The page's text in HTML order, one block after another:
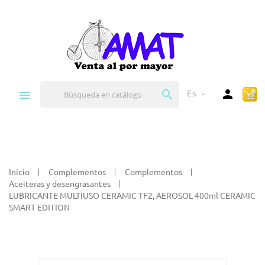
 Es expand_more 
Inicio Complementos
Complementos
Aceiteras y desengrasantes
LUBRICANTE MULTIUSO CERAMIC TF2, AEROSOL 400ml CERAMIC
SMART EDITION